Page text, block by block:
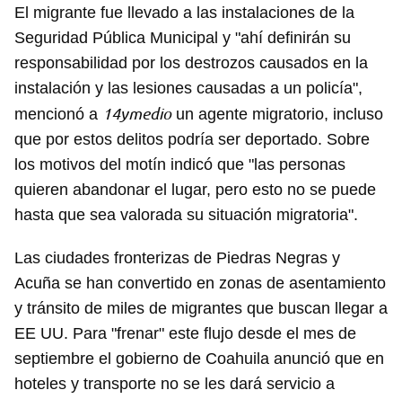
El migrante fue llevado a las instalaciones de la
Seguridad Pública Municipal y "ahí definirán su
responsabilidad por los destrozos causados en la
instalación y las lesiones causadas a un policía",
mencionó a 14ymedioun agente migratorio, incluso
que por estos delitos podría ser deportado. Sobre
los motivos del motín indicó que "las personas
quieren abandonar el lugar, pero esto no se puede
hasta que sea valorada su situación migratoria".
Las ciudades fronterizas de Piedras Negras y
Acuña se han convertido en zonas de asentamiento
y tránsito de miles de migrantes que buscan llegar a
EE UU. Para "frenar" este flujo desde el mes de
septiembre el gobierno de Coahuila anunció que en
hoteles y transporte no se les dará servicio a